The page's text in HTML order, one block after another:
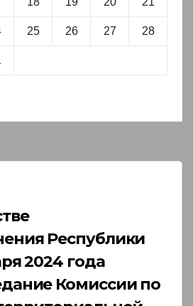
25 26 27 28
Республики
2024 года
по